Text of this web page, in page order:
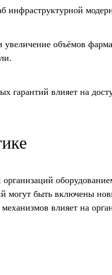
инфраструктурной
объёмов
гарантий влияет на
могут быть включены
влияет на